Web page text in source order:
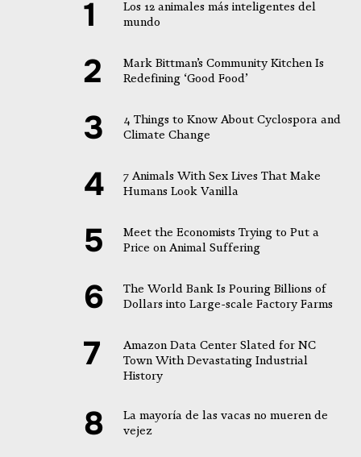
PayPal
Los 12 animales más inteligentes del
mundo
Mark Bittman’s Community Kitchen Is
Redefining ‘Good Food’
4 Things to Know About Cyclospora and
Climate Change
7 Animals With Sex Lives That Make
Humans Look Vanilla
Meet the Economists Trying to Put a
Price on Animal Suffering
The World Bank Is Pouring Billions of
Dollars into Large-scale Factory Farms
Amazon Data Center Slated for NC
Town With Devastating Industrial
History
La mayoría de las vacas no mueren de
vejez